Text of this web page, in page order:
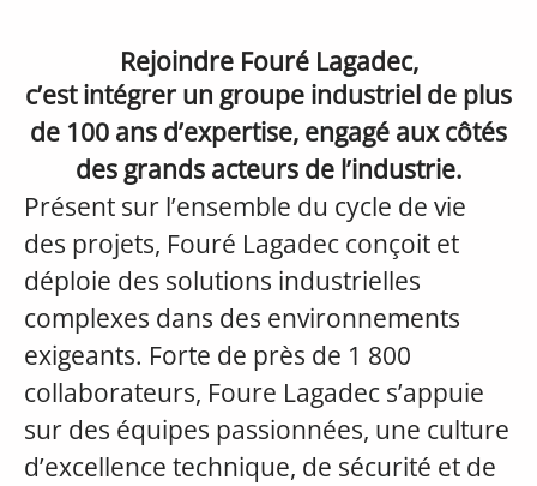
Rejoindre Fouré Lagadec,
c’est intégrer un groupe industriel de plus
de 100 ans d’expertise, engagé aux côtés
des grands acteurs de l’industrie.
Présent sur l’ensemble du cycle de vie
des projets, Fouré Lagadec conçoit et
déploie des solutions industrielles
complexes dans des environnements
exigeants. Forte de près de 1 800
collaborateurs, Foure Lagadec s’appuie
sur des équipes passionnées, une culture
d’excellence technique, de sécurité et de